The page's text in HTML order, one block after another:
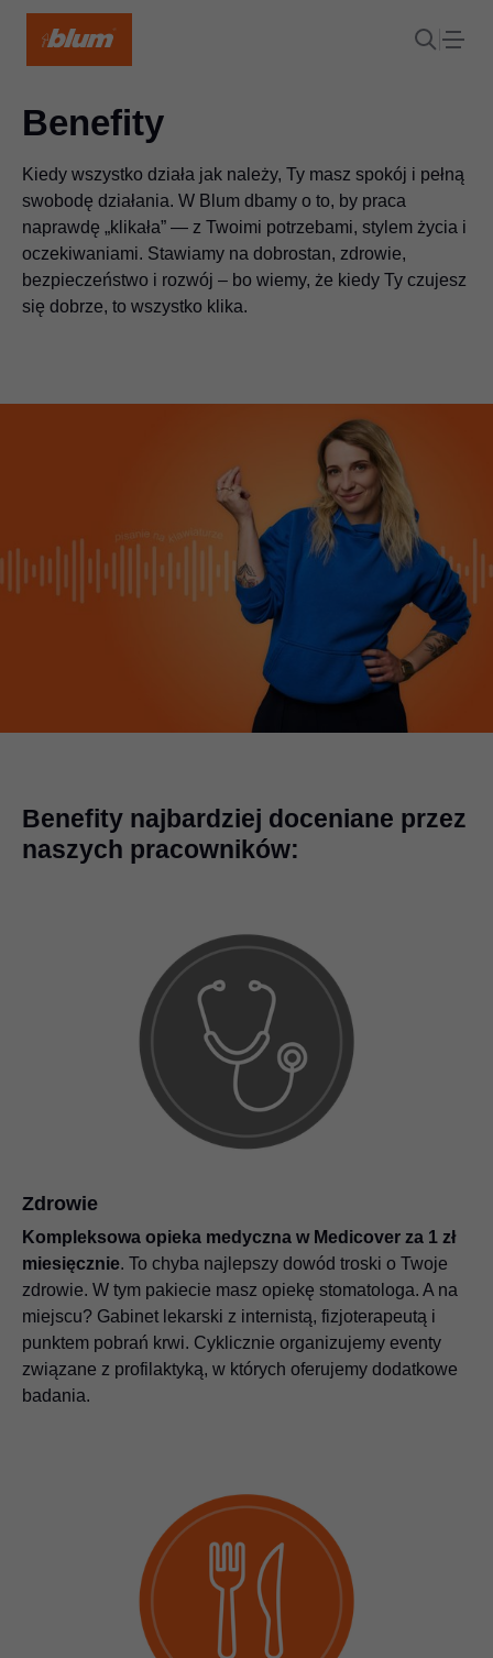
Benefity
Kiedy wszystko działa jak należy, Ty masz spokój i pełną
swobodę działania. W Blum dbamy o to, by praca
naprawdę „klikała” — z Twoimi potrzebami, stylem życia i
oczekiwaniami. Stawiamy na dobrostan, zdrowie,
bezpieczeństwo i rozwój – bo wiemy, że kiedy Ty czujesz
się dobrze, to wszystko klika.
Benefity najbardziej doceniane przez
naszych pracowników:
Zdrowie
Kompleksowa opieka medyczna w Medicover za 1 zł
miesięcznie. To chyba najlepszy dowód troski o Twoje
zdrowie. W tym pakiecie masz opiekę stomatologa. A na
miejscu? Gabinet lekarski z internistą, fizjoterapeutą i
punktem pobrań krwi. Cyklicznie organizujemy eventy
związane z profilaktyką, w których oferujemy dodatkowe
badania.